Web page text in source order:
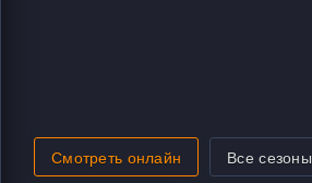
Смотреть онлайн Все сезоны